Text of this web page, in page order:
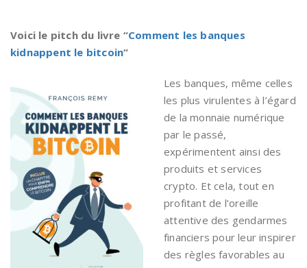
Voici le pitch du livre “Comment les banques
kidnappent le bitcoin“
Les banques, même celles
les plus virulentes à l’égard
de la monnaie numérique
par le passé,
expérimentent ainsi des
produits et services
crypto. Et cela, tout en
profitant de l’oreille
attentive des gendarmes
financiers pour leur inspirer
des règles favorables au